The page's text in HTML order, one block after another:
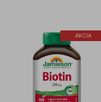
AKCIA